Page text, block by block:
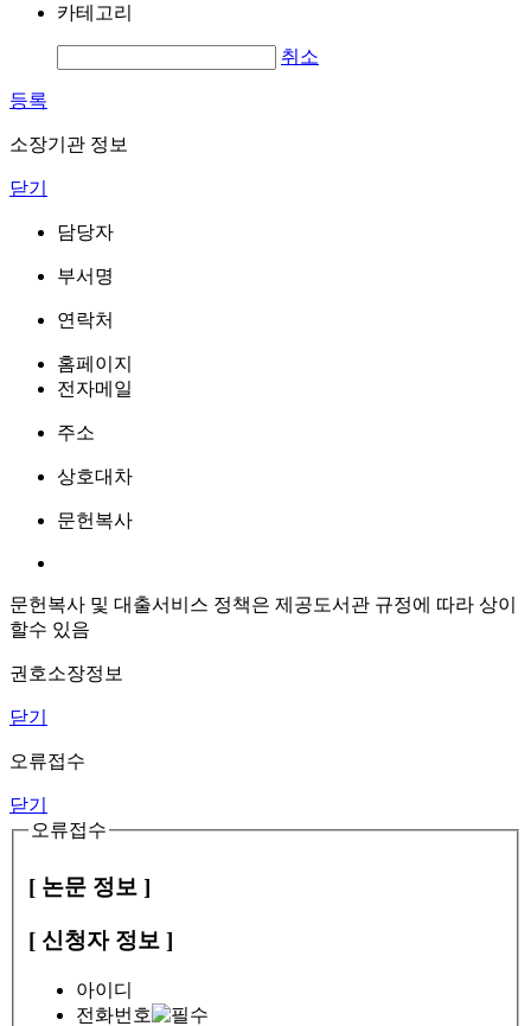
카테고리
취소
등록
소장기관 정보
닫기
담당자
부서명
연락처
홈페이지
전자메일
주소
상호대차
문헌복사
문헌복사 및 대출서비스 정책은 제공도서관 규정에 따라 상이
할수 있음
권호소장정보
닫기
오류접수
닫기
오류접수
[ 논문 정보 ]
[ 신청자 정보 ]
아이디
전화번호